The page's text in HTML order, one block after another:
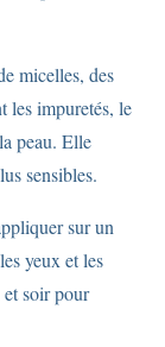
micelles, des
les impuretés, le
peau. Elle
sensibles.
sur un
yeux et les
soir pour